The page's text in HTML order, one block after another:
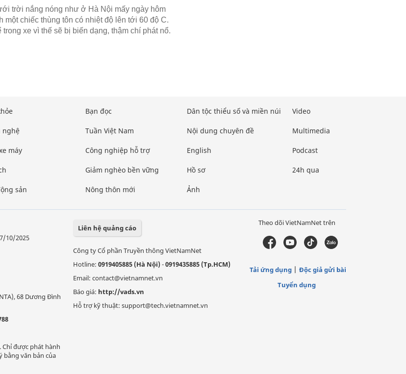
trời nắng nóng như ở Hà Nội mấy ngày hôm
một chiếc thùng tôn có nhiệt độ lên tới 60 độ C.
trong xe vì thế sẽ bị biến dạng, thậm chí phát nổ.
nghệ
máy
sản
Bạn đọc
Tuần Việt Nam
Công nghiệp hỗ trợ
Giảm nghèo bền vững
Nông thôn mới
Dân tộc thiểu số và miền núi
Nội dung chuyên đề
English
Hồ sơ
Ảnh
Video
Multimedia
Podcast
24h qua
10/2025
68 Dương Đình
Chỉ được phát hành
bằng văn bản của
Liên hệ quảng cáo
Công ty Cổ phần Truyền thông VietNamNet
Hotline: 0919405885 (Hà Nội)-0919435885 (Tp.HCM)
Email: contact@vietnamnet.vn
Báo giá: http://vads.vn
Hỗ trợ kỹ thuật: support@tech.vietnamnet.vn
Theo dõi VietNamNet trên
Tải ứng dụng
Độc giả gửi bài
Tuyển dụng